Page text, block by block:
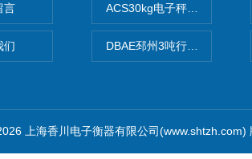
言
们
ACS30kg电子秤价格,30公
DBAE邳州3吨行车电子吊秤
上海香川电子衡器有限公司(www.shtzh.com)